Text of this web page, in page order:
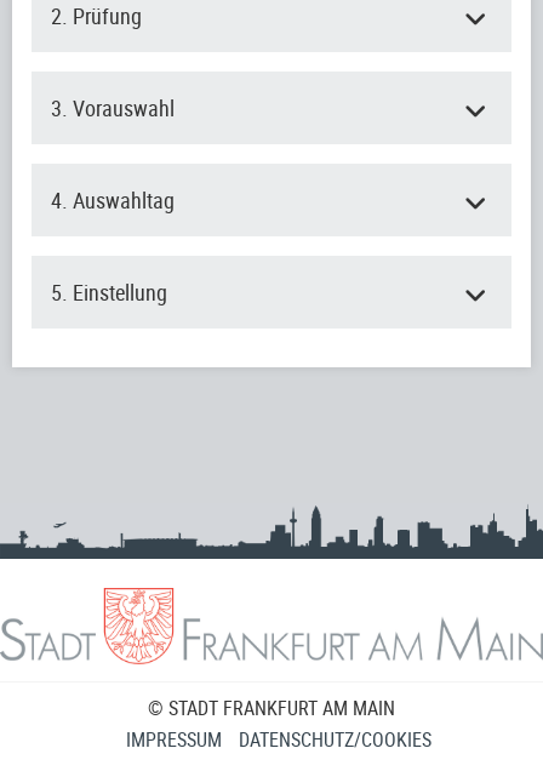
2. Prüfung
3. Vorauswahl
4. Auswahltag
5. Einstellung
© STADT FRANKFURT AM MAIN
IMPRESSUM
DATENSCHUTZ/COOKIES